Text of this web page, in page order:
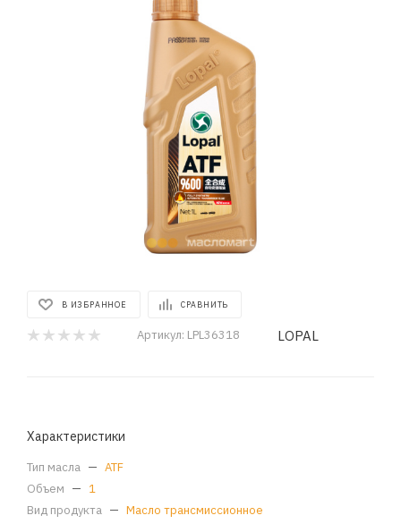
В ИЗБРАННОЕ СРАВНИТЬ
Артикул: LPL36318 LOPAL
Характеристики
Тип масла — ATF
Объем — 1
Вид продукта — Масло трансмиссионное